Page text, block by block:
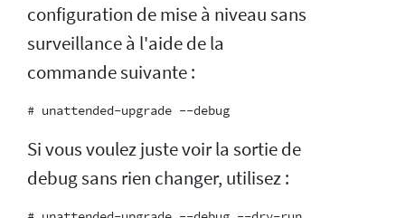
configuration de mise à niveau sans
surveillance à l'aide de la
commande suivante :
Si vous voulez juste voir la sortie de
debug sans rien changer, utilisez :